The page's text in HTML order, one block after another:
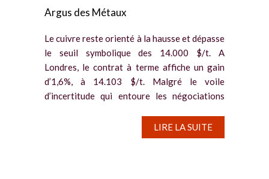
Argus des Métaux
Le cuivre reste orienté à la hausse et dépasse
le seuil symbolique des 14.000 $/t. A
Londres, le contrat à terme affiche un gain
d’1,6%, à 14.103 $/t. Malgré le voile
d’incertitude qui entoure les négociations
LIRE LA SUITE